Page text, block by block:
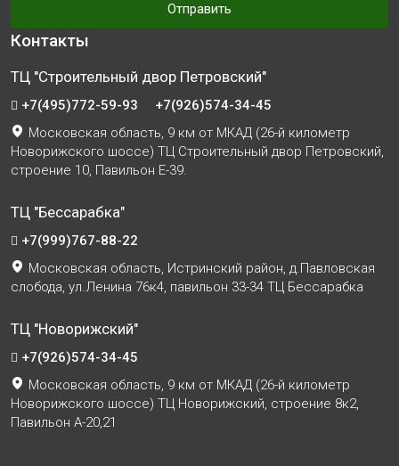
Отправить
Контакты
ТЦ "Строительный двор Петровский"
+7(495)772-59-93
+7(926)574-34-45
Московская область, 9 км от МКАД (26-й километр
Новорижского шоссе) ТЦ Строительный двор Петровский,
строение 10, Павильон Е-39.
ТЦ "Бессарабка"
+7(999)767-88-22
Московская область, Истринский район, д.Павловская
слобода, ул.Ленина 76к4, павильон 33-34 ТЦ Бессарабка
ТЦ "Новорижский"
+7(926)574-34-45
Московская область, 9 км от МКАД (26-й километр
Новорижского шоссе) ТЦ Новорижский, строение 8к2,
Павильон А-20,21